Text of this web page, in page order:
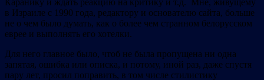
Каранику и ждать реакцию на критику и т.д. Мне, живущему
в Израиле с 1990 года, редактору и основателю сайта, больше
не о чем было думать, как о более чем странном белорусском
еврее и выполнять его хотелки.
Для него главное было, чтоб не была пропущена ни одна
запятая, ошибка или описка, и потому, иной раз, даже спустя
пару лет, просил поправить, в том числе стилистику